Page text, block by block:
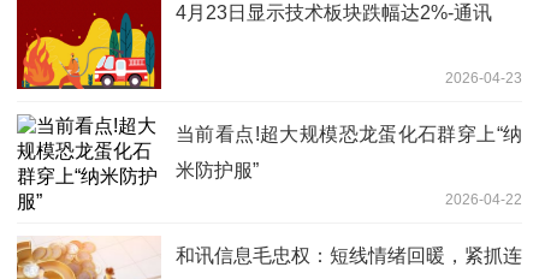
4月23日显示技术板块跌幅达2%-通讯
2026-04-23
当前看点!超大规模恐龙蛋化石群穿上“纳
米防护服”
2026-04-22
和讯信息毛忠权：短线情绪回暖，紧抓连